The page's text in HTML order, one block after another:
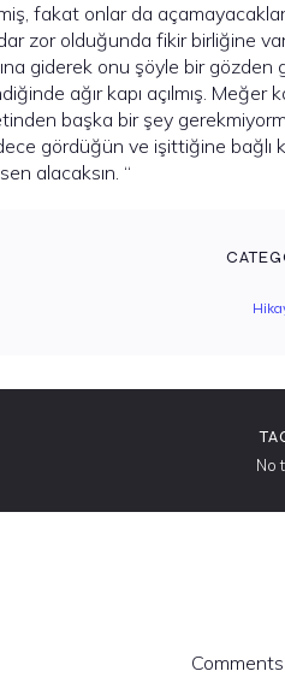
fakat onlar da
zor olduğunda fikir birliğine
giderek onu şöyle bir
ağır kapı açılmış.
başka bir şey
gördüğün ve işittiğine
alacaksın. “
No